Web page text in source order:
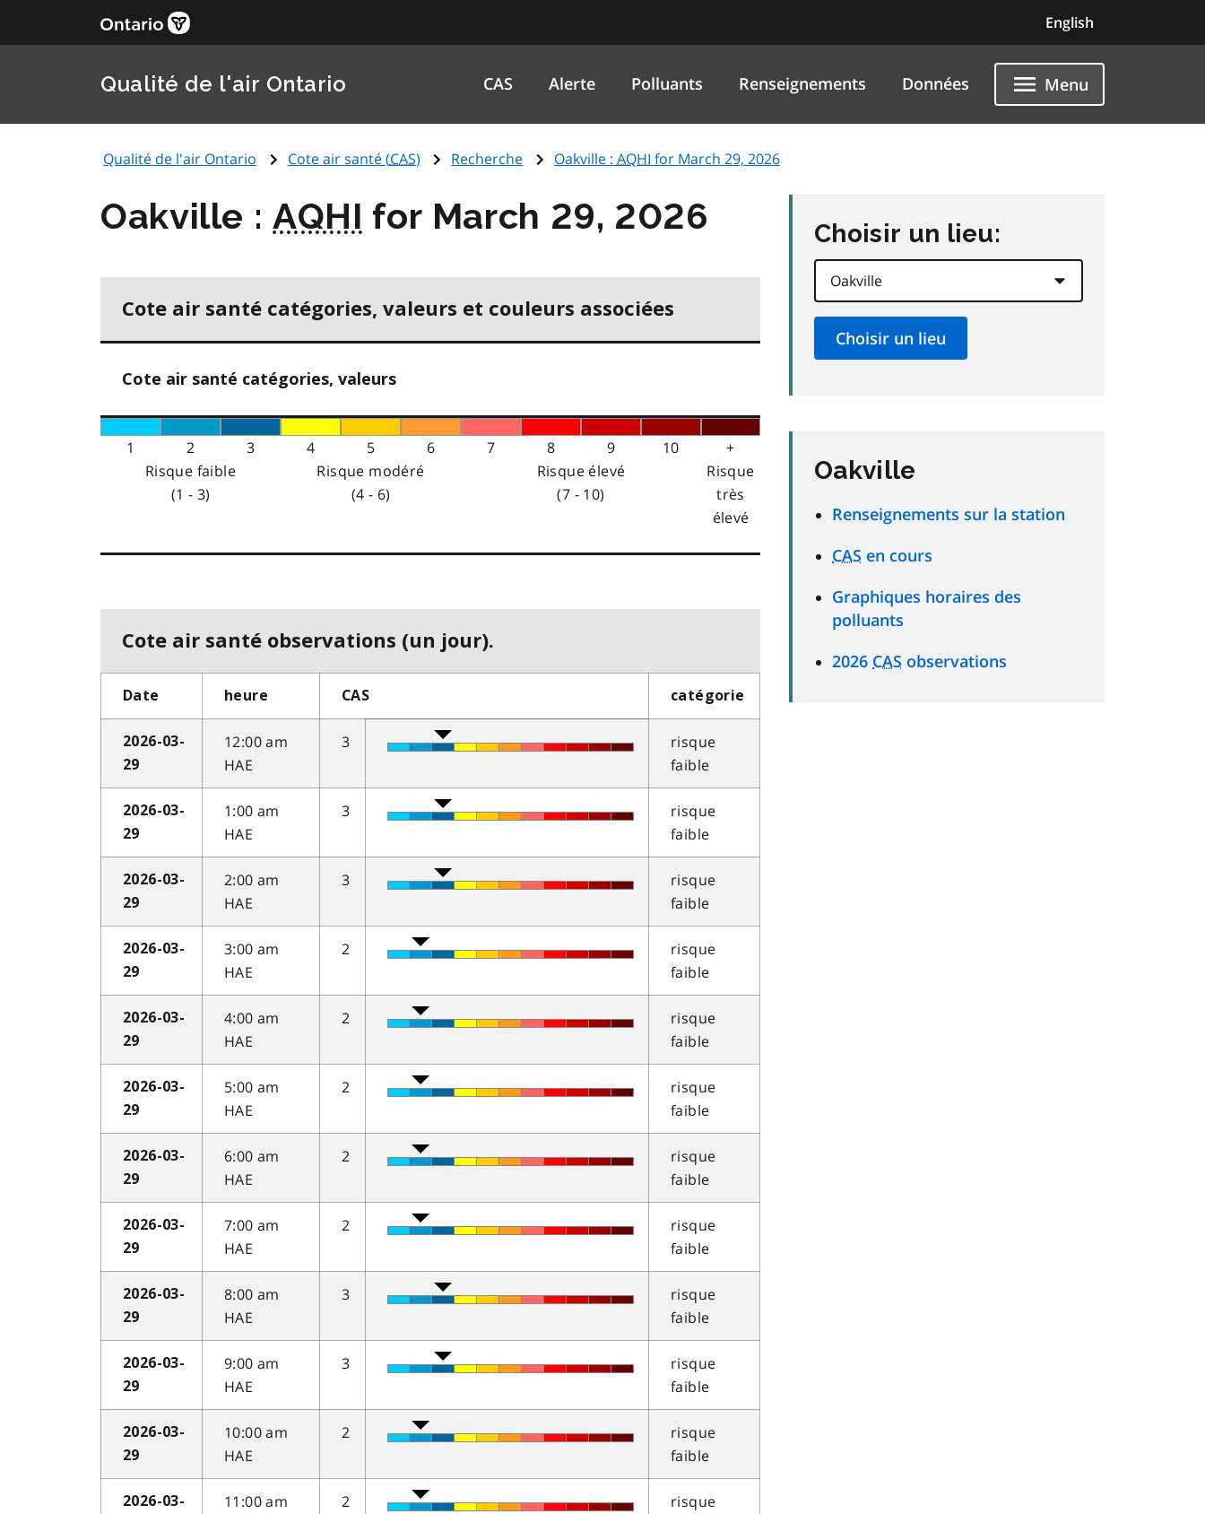
English
Qualité de l'air Ontario CAS Alerte Polluants Renseignements Données Menu
Qualité de l'air Ontario Cote air santé (CAS) Recherche Oakville : AQHI for March 29, 2026
Oakville :AQHI for March 29, 2026
Cote air santé catégories, valeurs et couleurs associées
Cote air santé catégories, valeurs
1 2 3 4 5 6 7 8 9 10
+
Risque faible
(1 - 3)
Risque modéré
(4 - 6)
Risque élevé
(7 - 10)
Risque
très
élevé
Cote air santé observations (un jour).
Date heure CAS catégorie
2026-03-
29
12:00 am
HAE
3
risque
faible
2026-03-
29
1:00 am
HAE
3
risque
faible
2026-03-
29
2:00 am
HAE
3
risque
faible
2026-03-
29
3:00 am
HAE
2
risque
faible
2026-03-
29
4:00 am
HAE
2
risque
faible
2026-03-
29
5:00 am
HAE
2
risque
faible
2026-03-
29
6:00 am
HAE
2
risque
faible
2026-03-
29
7:00 am
HAE
2
risque
faible
2026-03-
29
8:00 am
HAE
3
risque
faible
2026-03-
29
9:00 am
HAE
3
risque
faible
2026-03-
29
10:00 am
HAE
2
risque
faible
2026-03-
11:00 am
2
risque
Choisir un lieu:
Oakville
Renseignements sur la station
CAS en cours
Graphiques horaires des
polluants
2026 CAS observations